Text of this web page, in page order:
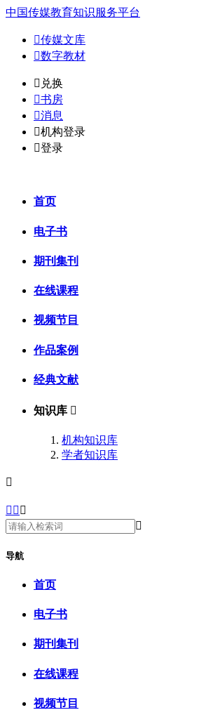
中国传媒教育知识服务平台
传媒文库
数字教材
𐈈 兑换
书房
消息
机构登录
登录
首页
电子书
期刊集刊
在线课程
视频节目
作品案例
经典文献
知识库 
机构知识库
学者知识库

  

导航
首页
电子书
期刊集刊
在线课程
视频节目